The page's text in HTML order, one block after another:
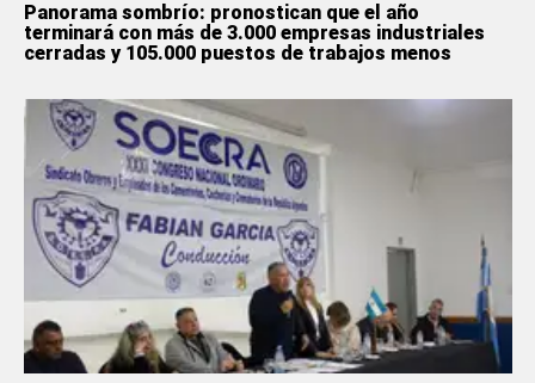
Panorama sombrío: pronostican que el año
terminará con más de 3.000 empresas industriales
cerradas y 105.000 puestos de trabajos menos